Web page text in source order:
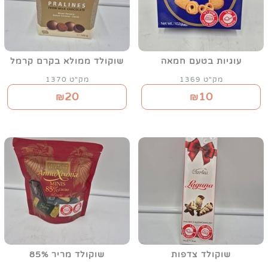
עוגיות בטעם חמאה
מק"ט 1369
₪10
שוקולד ממולא בקרם קרמל
מק"ט 1370
₪20
שוקולד צדפות שוקולד מריר 85%